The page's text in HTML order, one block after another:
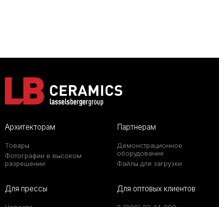
Архитекторам
Товары
Фотографии в высоком
разрешении
Партнерам
Демонстрационное
оборудование
Файлы для загрузки
Для прессы Для оптовых клиентов